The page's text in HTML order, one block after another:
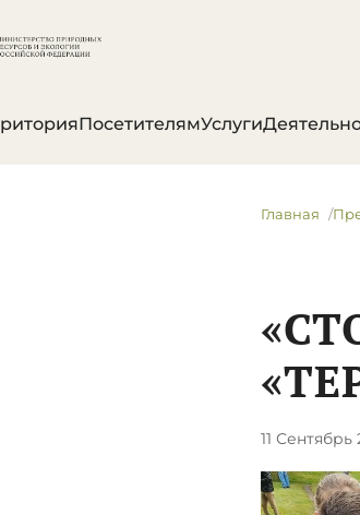
ПосетителямУслуги
Главная
11 Сентябрь